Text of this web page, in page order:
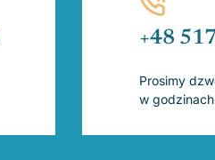
+48
Prosimy
w